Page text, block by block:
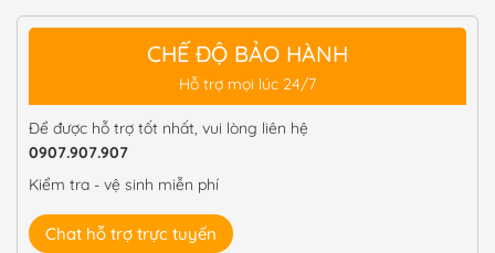
CHẾ ĐỘ BẢO HÀNH
Hỗ trợ mọi lúc 24/7
Để được hỗ trợ tốt nhất, vui lòng liên hệ
0907.907.907
Kiểm tra - vệ sinh miễn phí
Chat hỗ trợ trực tuyến